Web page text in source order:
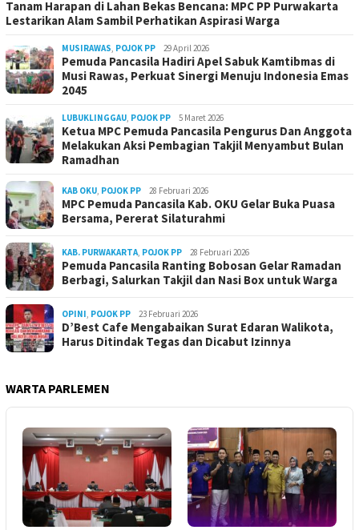
Tanam Harapan di Lahan Bekas Bencana: MPC PP Purwakarta
Lestarikan Alam Sambil Perhatikan Aspirasi Warga
MUSIRAWAS, POJOK PP 29 April 2026
Pemuda Pancasila Hadiri Apel Sabuk Kamtibmas di
Musi Rawas, Perkuat Sinergi Menuju Indonesia Emas
2045
LUBUKLINGGAU, POJOK PP 5 Maret 2026
Ketua MPC Pemuda Pancasila Pengurus Dan Anggota
Melakukan Aksi Pembagian Takjil Menyambut Bulan
Ramadhan
KAB OKU, POJOK PP 28 Februari 2026
MPC Pemuda Pancasila Kab. OKU Gelar Buka Puasa
Bersama, Pererat Silaturahmi
KAB. PURWAKARTA, POJOK PP 28 Februari 2026
Pemuda Pancasila Ranting Bobosan Gelar Ramadan
Berbagi, Salurkan Takjil dan Nasi Box untuk Warga
OPINI, POJOK PP 23 Februari 2026
D’Best Cafe Mengabaikan Surat Edaran Walikota,
Harus Ditindak Tegas dan Dicabut Izinnya
WARTA PARLEMEN